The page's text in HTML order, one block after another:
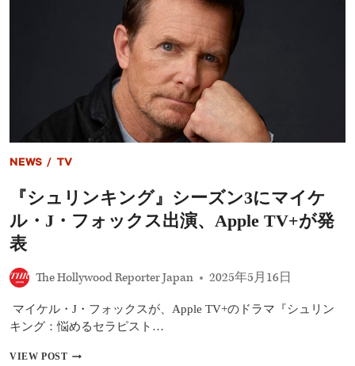
賞
ら
年
ト
ザ・
フ
ー
NEWS / TV
『シュリンキング』シーズン3にマイケ
ル・J・フォックス出演、Apple TV+が発
表
The Hollywood Reporter Japan 2025年5月16日
マイケル・J・フォックスが、Apple TV+のドラマ『シュリン
キング：悩めるセラピスト…
VIEW POST『シ